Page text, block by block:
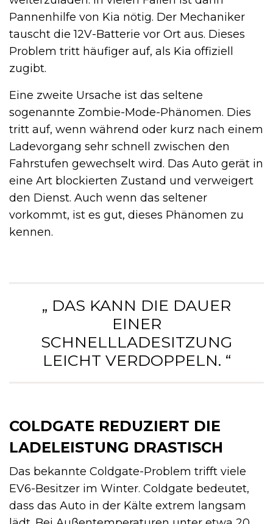
Pannenhilfe von Kia nötig. Der Mechaniker
tauscht die 12V-Batterie vor Ort aus. Dieses
Problem tritt häufiger auf, als Kia offiziell
zugibt.
Eine zweite Ursache ist das seltene
sogenannte Zombie-Mode-Phänomen. Dies
tritt auf, wenn während oder kurz nach einem
Ladevorgang sehr schnell zwischen den
Fahrstufen gewechselt wird. Das Auto gerät in
eine Art blockierten Zustand und verweigert
den Dienst. Auch wenn das seltener
vorkommt, ist es gut, dieses Phänomen zu
kennen.
„ DAS KANN DIE DAUER
EINER
SCHNELLLADESITZUNG
LEICHT VERDOPPELN. “
COLDGATE REDUZIERT DIE
LADELEISTUNG DRASTISCH
Das bekannte Coldgate-Problem trifft viele
EV6-Besitzer im Winter. Coldgate bedeutet,
dass das Auto in der Kälte extrem langsam